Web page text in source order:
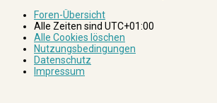
Foren-Übersicht
Alle Zeiten sind UTC+01:00
Alle Cookies löschen
Nutzungsbedingungen
Datenschutz
Impressum